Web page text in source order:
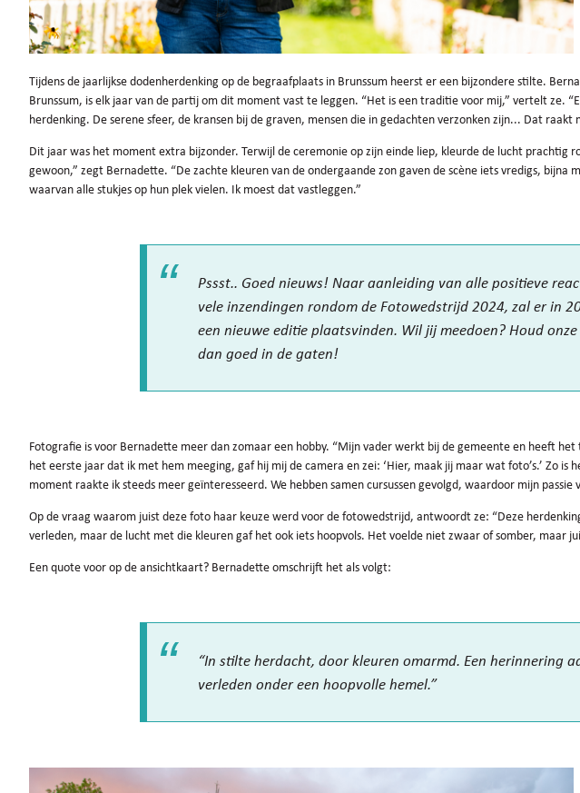
Tijdens de jaarlijkse dodenherdenking op de begraafplaats in Brunssum heerst er een bijzondere stilte.
Brunssum, is elk jaar van de partij om dit moment vast te leggen. “Het is een traditie voor mij,” vertelt ze.
herdenking. De serene sfeer, de kransen bij de graven, mensen die in gedachten verzonken zijn... Dat raakt
Dit jaar was het moment extra bijzonder. Terwijl de ceremonie op zijn einde liep, kleurde de lucht prachtig
gewoon,” zegt Bernadette. “De zachte kleuren van de ondergaande zon gaven de scène iets vredigs, bijna
waarvan alle stukjes op hun plek vielen. Ik moest dat vastleggen.”
Pssst.. Goed nieuws! Naar aanleiding van alle positieve
vele inzendingen rondom de Fotowedstrijd 2024, zal er in
een nieuwe editie plaatsvinden. Wil jij meedoen? Houd onze
dan goed in de gaten!
Fotografie is voor Bernadette meer dan zomaar een hobby. “Mijn vader werkt bij de gemeente en heeft
het eerste jaar dat ik met hem meeging, gaf hij mij de camera en zei: ‘Hier, maak jij maar wat foto’s.’ Zo is
moment raakte ik steeds meer geïnteresseerd. We hebben samen cursussen gevolgd, waardoor mijn passie
Op de vraag waarom juist deze foto haar keuze werd voor de fotowedstrijd, antwoordt ze: “Deze
verleden, maar de lucht met die kleuren gaf het ook iets hoopvols. Het voelde niet zwaar of somber, maar
Een quote voor op de ansichtkaart? Bernadette omschrijft het als volgt:
“In stilte herdacht, door kleuren omarmd. Een herinnering
verleden onder een hoopvolle hemel.”